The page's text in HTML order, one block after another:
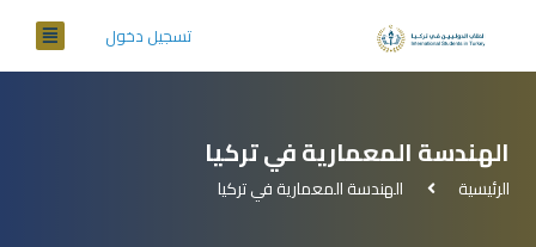
تسجيل دخول
الهندسة المعمارية في تركيا
الرئيسية الهندسة المعمارية في تركيا